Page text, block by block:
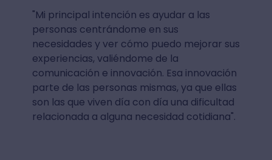
"Mi principal intención es ayudar a las
personas centrándome en sus
necesidades y ver cómo puedo mejorar sus
experiencias, valiéndome de la
comunicación e innovación. Esa innovación
parte de las personas mismas, ya que ellas
son las que viven día con día una dificultad
relacionada a alguna necesidad cotidiana".